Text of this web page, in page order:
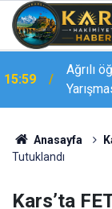
Ağrılı
15:38
Anasayfa
Tutuklandı
Kars’ta